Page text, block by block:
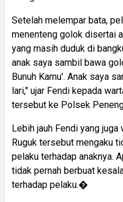
Setelah melempar bata,
menenteng golok disertai
yang masih duduk di
anak saya sambil bawa
Bunuh Kamu'. Anak saya
lari," ujar Fendi kepada
tersebut ke Polsek
Lebih jauh Fendi yang
Ruguk tersebut mengaku
pelaku terhadap anaknya.
tidak pernah berbuat
terhadap pelaku.�